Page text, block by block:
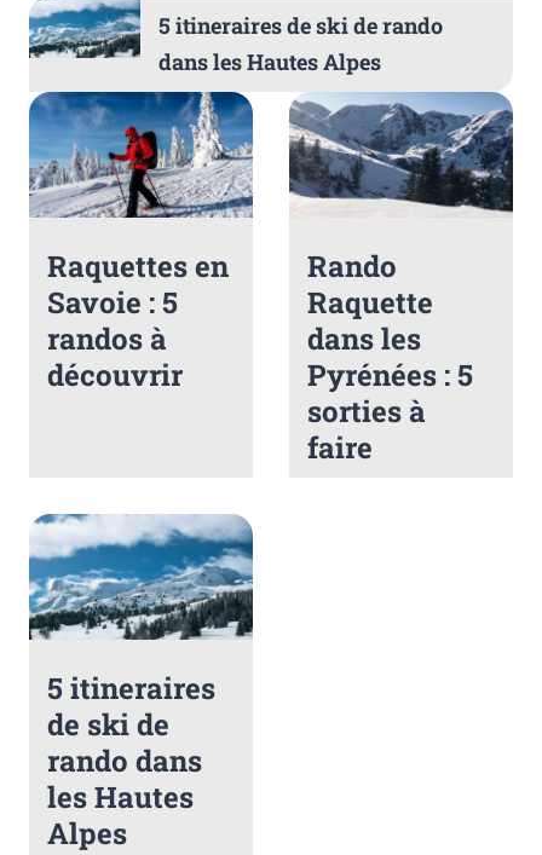
5 itineraires de ski de rando
dans les Hautes Alpes
Raquettes en
Savoie : 5
randos à
découvrir
Rando
Raquette
dans les
Pyrénées : 5
sorties à
faire
5 itineraires
de ski de
rando dans
les Hautes
Alpes